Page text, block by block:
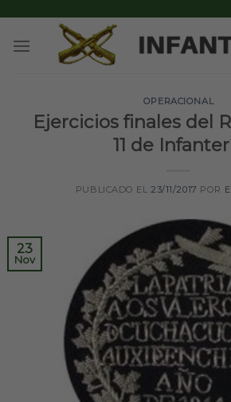
content
OPERACIONAL
Ejercicios finales del
11 de
PUBLICADO EL 23/11/2017 POR
23
Nov